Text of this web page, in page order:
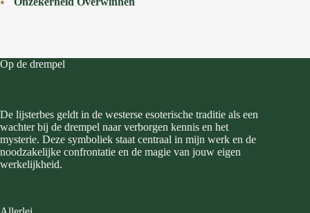
Op de drempel
De lijsterbes geldt in de westerse esoterische traditie als een
wachter bij de drempel naar verborgen kennis en het
mysterie. Deze symboliek staat centraal in mijn werk en de
noodzakelijke confrontatie en de magie van jouw eigen
werkelijkheid.